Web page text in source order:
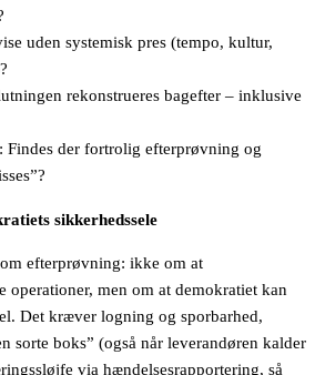
uden systemisk pres (tempo, kultur,
rekonstrueres bagefter – inklusive
: Findes der fortrolig efterprøvning og
sikkerhedssele
efterprøvning: ikke om at
operationer, men om at demokratiet kan
Det kræver logning og sporbarhed,
sorte boks” (også når leverandøren kalder
via hændelsesrapportering, så